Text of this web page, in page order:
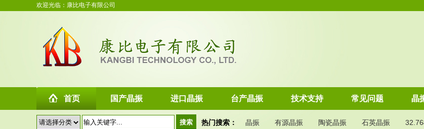
欢迎光临：康比电子有限公司
首页 国产晶振 进口晶振 台产晶振 技术支持 常见问题 晶
热门搜索： 晶振 有源晶振 陶瓷晶振 石英晶振